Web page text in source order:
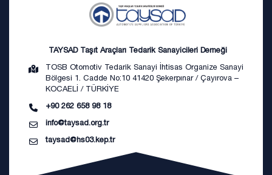
TAYSAD Taşıt Araçları Tedarik Sanayicileri Derneği
TOSB Otomotiv Tedarik Sanayi İhtisas Organize Sanayi
Bölgesi 1. Cadde No:10 41420 Şekerpınar / Çayırova –
KOCAELİ / TÜRKİYE
+90 262 658 98 18
info@taysad.org.tr
taysad@hs03.kep.tr